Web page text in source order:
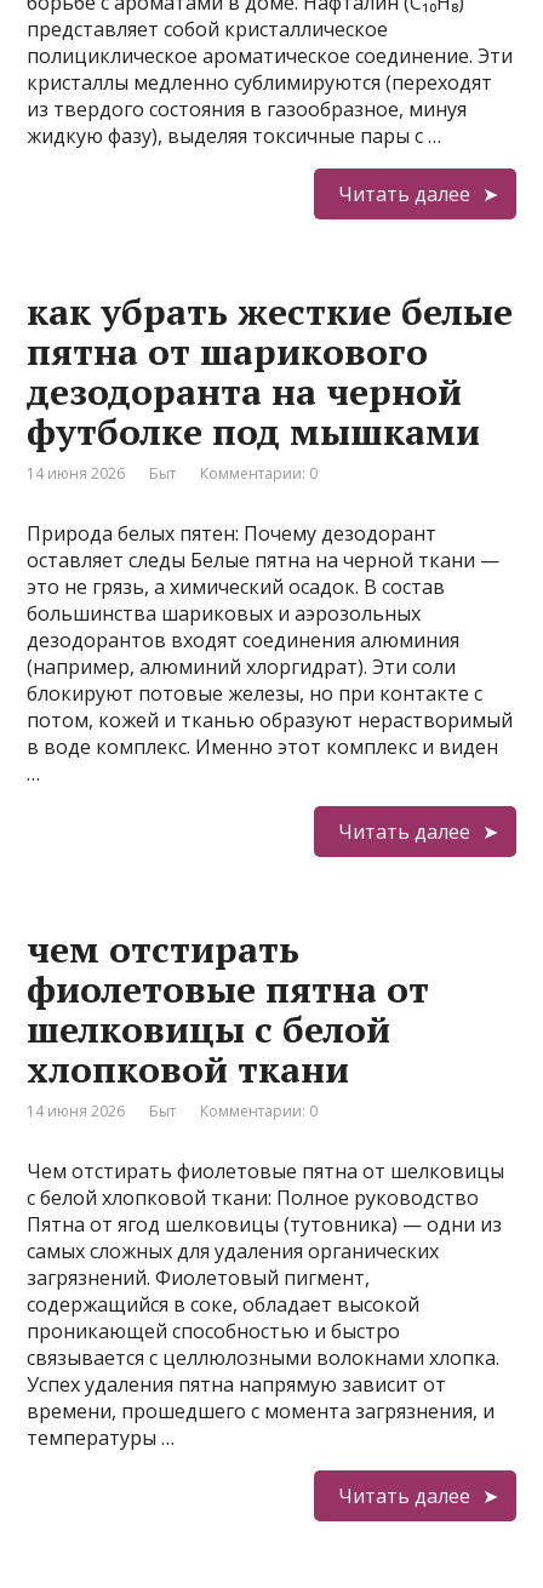
представляет собой кристаллическое
полициклическое ароматическое соединение. Эти
кристаллы медленно сублимируются (переходят
из твердого состояния в газообразное, минуя
жидкую фазу), выделяя токсичные пары с …
Читать далее
как убрать жесткие белые
пятна от шарикового
дезодоранта на черной
футболке под мышками
14 июня 2026 Быт Комментарии: 0
Природа белых пятен: Почему дезодорант
оставляет следы Белые пятна на черной ткани —
это не грязь, а химический осадок. В состав
большинства шариковых и аэрозольных
дезодорантов входят соединения алюминия
(например, алюминий хлоргидрат). Эти соли
блокируют потовые железы, но при контакте с
потом, кожей и тканью образуют нерастворимый
в воде комплекс. Именно этот комплекс и виден
…
Читать далее
чем отстирать
фиолетовые пятна от
шелковицы с белой
хлопковой ткани
14 июня 2026 Быт Комментарии: 0
Чем отстирать фиолетовые пятна от шелковицы
с белой хлопковой ткани: Полное руководство
Пятна от ягод шелковицы (тутовника) — одни из
самых сложных для удаления органических
загрязнений. Фиолетовый пигмент,
содержащийся в соке, обладает высокой
проникающей способностью и быстро
связывается с целлюлозными волокнами хлопка.
Успех удаления пятна напрямую зависит от
времени, прошедшего с момента загрязнения, и
температуры …
Читать далее